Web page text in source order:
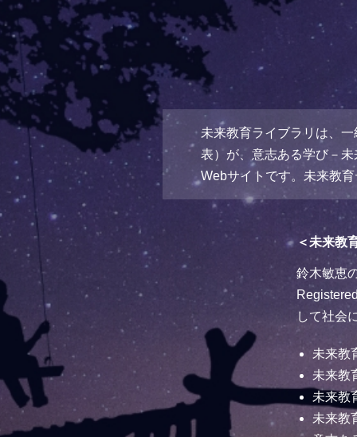
未来教育ライブラリは、
表）が、意志ある学び－
Webサイトです。未来教
＜未来教
鈴木敏恵
して社会
未来教
未来教
未来教
未来教